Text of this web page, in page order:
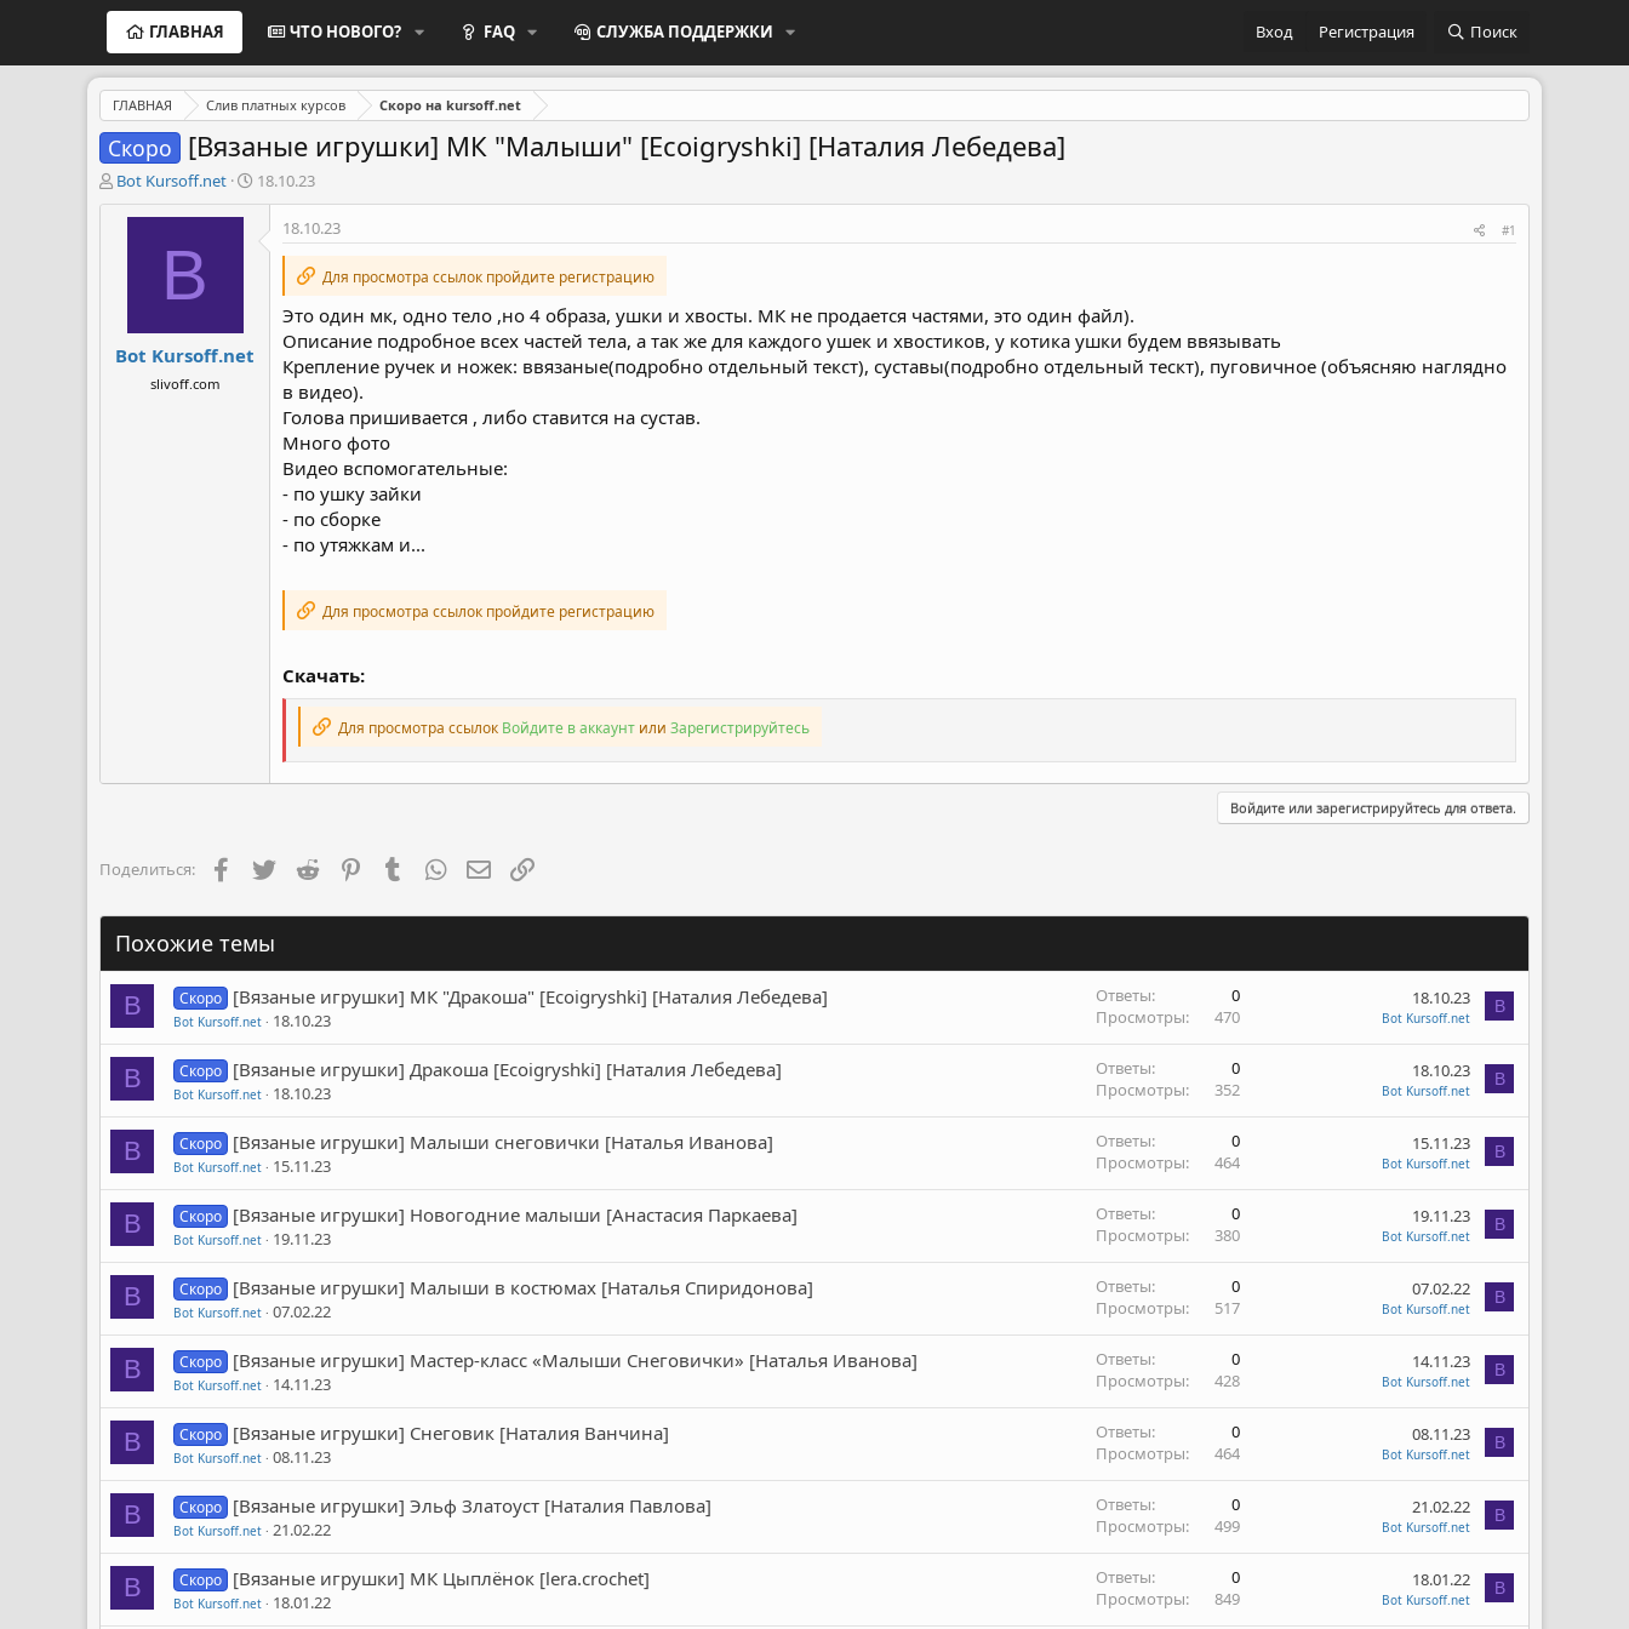
ГЛАВНАЯ ЧТО НОВОГО? FAQ СЛУЖБА ПОДДЕРЖКИ Вход Регистрация Поиск
ГЛАВНАЯ Слив платных курсов Скоро на kursoff.net
Скоро [Вязаные игрушки] МК "Малыши" [Ecoigryshki] [Наталия Лебедева]
А
в
ы
Bot Kursoff.net
Д
а
а
18.10.23
B
Bot Kursoff.net
slivoff.com
18.10.23 #1
Для просмотра ссылок пройдите регистрацию
Это один мк, одно тело ,но 4 образа, ушки и хвосты. МК не продается частями, это один файл).
Описание подробное всех частей тела, а так же для каждого ушек и хвостиков, у котика ушки будем ввязывать
Крепление ручек и ножек: ввязаные(подробно отдельный текст), суставы(подробно отдельный тескт), пуговичное (объясняю наглядно
в видео).
Голова пришивается , либо ставится на сустав.
Много фото
Видео вспомогательные:
- по ушку зайки
- по сборке
- по утяжкам и...
Для просмотра ссылок пройдите регистрацию
Скачать:
Для просмотра ссылок Войдите в аккаунт или Зарегистрируйтесь
Войдите или зарегистрируйтесь для ответа.
Поделиться: FacebookTwitter Reddit PinterestTumblr WhatsAppЭлектронная почта
Похожие темы
B Скоро [Вязаные игрушки] МК "Дракоша" [Ecoigryshki] [Наталия Лебедева]
Bot Kursoff.net 18.10.23
Ответы
0
Просмотры
470
18.10.23
Bot Kursoff.net
B
B Скоро [Вязаные игрушки] Дракоша [Ecoigryshki] [Наталия Лебедева]
Bot Kursoff.net 18.10.23
Ответы
0
Просмотры
352
18.10.23
Bot Kursoff.net
B
B Скоро [Вязаные игрушки] Малыши снеговички [Наталья Иванова]
Bot Kursoff.net 15.11.23
Ответы
0
Просмотры
464
15.11.23
Bot Kursoff.net
B
B Скоро [Вязаные игрушки] Новогодние малыши [Анастасия Паркаева]
Bot Kursoff.net 19.11.23
Ответы
0
Просмотры
380
19.11.23
Bot Kursoff.net
B
B Скоро [Вязаные игрушки] Малыши в костюмах [Наталья Спиридонова]
Bot Kursoff.net 07.02.22
Ответы
0
Просмотры
517
07.02.22
Bot Kursoff.net
B
B Скоро [Вязаные игрушки] Мастер-класс «Малыши Снеговички» [Наталья Иванова]
Bot Kursoff.net 14.11.23
Ответы
0
Просмотры
428
14.11.23
Bot Kursoff.net
B
B Скоро [Вязаные игрушки] Снеговик [Наталия Ванчина]
Bot Kursoff.net 08.11.23
Ответы
0
Просмотры
464
08.11.23
Bot Kursoff.net
B
B Скоро [Вязаные игрушки] Эльф Златоуст [Наталия Павлова]
Bot Kursoff.net 21.02.22
Ответы
0
Просмотры
499
21.02.22
Bot Kursoff.net
B
B Скоро [Вязаные игрушки] МК Цыплёнок [lera.crochet]
Bot Kursoff.net 18.01.22
Ответы
0
Просмотры
849
18.01.22
Bot Kursoff.net
B